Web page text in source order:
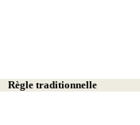
Règle traditionnelle